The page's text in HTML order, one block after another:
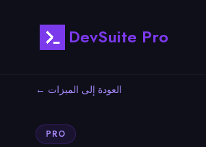
DevSuite Pro
← العودة إلى الميزات
PRO